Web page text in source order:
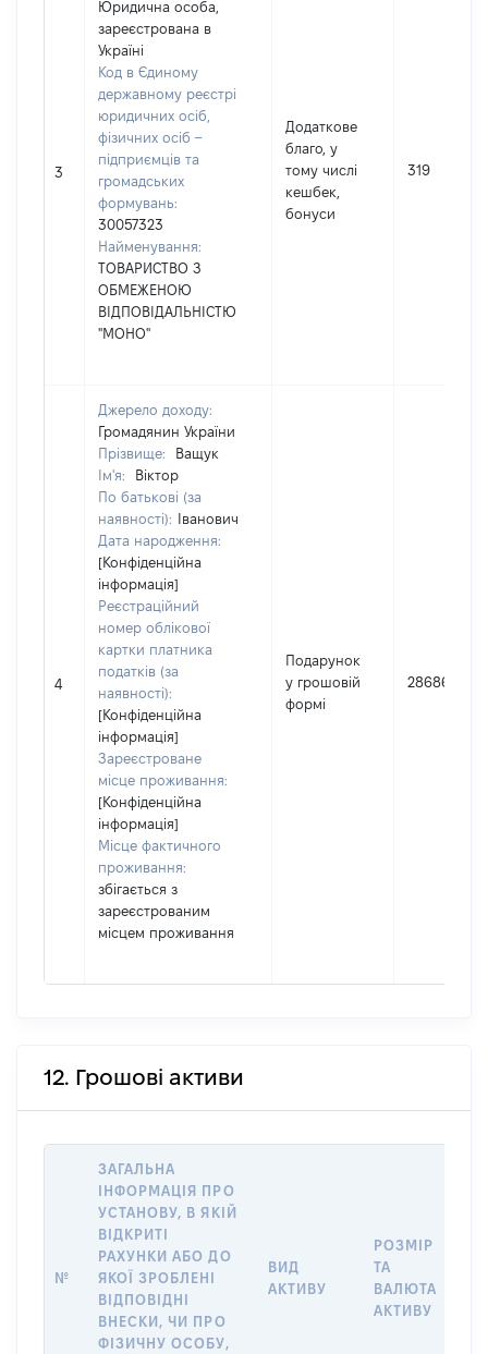
3
Юридична особа,
зареєстрована в
Україні
Код в Єдиному
державному реєстрі
юридичних осіб,
фізичних осіб –
підприємців та
громадських
формувань:
30057323
Найменування:
ТОВАРИСТВО З
ОБМЕЖЕНОЮ
ВІДПОВІДАЛЬНІСТЮ
"МОНО"
Додаткове
благо, у
тому числі
кешбек,
бонуси
319
4
Джерело доходу:
Громадянин України
Прізвище:
Ващук
Ім'я:
Віктор
По батькові (за
наявності):
Іванович
Дата народження:
[Конфіденційна
інформація]
Реєстраційний
номер облікової
картки платника
податків (за
наявності):
[Конфіденційна
інформація]
Зареєстроване
місце проживання:
[Конфіденційна
інформація]
Місце фактичного
проживання:
збігається з
зареєстрованим
місцем проживання
Подарунок
у грошовій
формі
286865
12. Грошові активи
№
ЗАГАЛЬНА
ІНФОРМАЦІЯ ПРО
УСТАНОВУ, В ЯКІЙ
ВІДКРИТІ
РАХУНКИ АБО ДО
ЯКОЇ ЗРОБЛЕНІ
ВІДПОВІДНІ
ВНЕСКИ, ЧИ ПРО
ФІЗИЧНУ ОСОБУ,
ВИД
АКТИВУ
РОЗМІР
ТА
ВАЛЮТА
АКТИВУ